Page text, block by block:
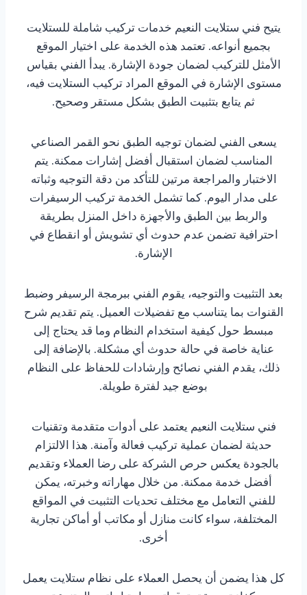
يتيح فني ستلايت النعيم خدمات تركيب شاملة للستلايت
بجميع أنواعه. تعتمد هذه الخدمة على اختيار الموقع
الأمثل للتركيب لضمان جودة الإشارة. يبدأ الفني بقياس
مستوى الإشارة في الموقع المراد تركيب الستلايت فيه،
ثم يتابع بتثبيت الطبق بشكل مستقر وصحيح.
يسعى الفني لضمان توجيه الطبق نحو القمر الصناعي
المناسب لضمان استقبال أفضل إشارات ممكنة. يتم
الاختبار والمراجعة مرتين للتأكد من دقة التوجيه وثباته
على مدار اليوم. كما تشمل الخدمة تركيب الرسيفرات
والربط بين الطبق والأجهزة داخل المنزل بطريقة
احترافية تضمن عدم حدوث أي تشويش أو انقطاع في
الإشارة.
بعد التثبيت والتوجيه، يقوم الفني ببرمجة الرسيفر وضبط
القنوات بما يتناسب مع تفضيلات العميل. يتم تقديم شرح
مبسط حول كيفية استخدام النظام وما قد يحتاج إلى
عناية خاصة في حالة حدوث أي مشكلة. بالإضافة إلى
ذلك، يقدم الفني نصائح وإرشادات للحفاظ على النظام
بوضع جيد لفترة طويلة.
فني ستلايت النعيم يعتمد على أدوات متقدمة وتقنيات
حديثة لضمان عملية تركيب فعالة وآمنة. هذا الالتزام
بالجودة يعكس حرص الشركة على رضا العملاء وتقديم
أفضل خدمة ممكنة. من خلال مهاراته وخبرته، يمكن
للفني التعامل مع مختلف تحديات التثبيت في المواقع
المختلفة، سواء كانت منازل أو مكاتب أو أماكن تجارية
أخرى.
كل هذا يضمن أن يحصل العملاء على نظام ستلايت يعمل